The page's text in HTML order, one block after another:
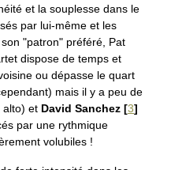
et la souplesse dans le
par lui-même et les
"patron" préféré, Pat
dispose de temps et
ou dépasse le quart
mais il y a peu de
alto) et David Sanchez [3]
par une rythmique
volubiles !